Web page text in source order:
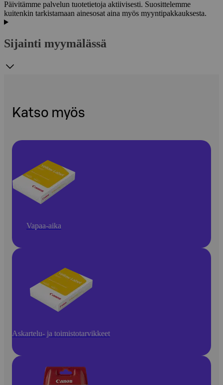
Päivitämme palvelun tuotetietoja aktiivisesti. Suosittelemme
kuitenkin tarkistamaan ainesosat aina myös myyntipakkauksesta.
Sijainti myymälässä
Katso myös
Vapaa-aika
Askartelu- ja toimistotarvikkeet